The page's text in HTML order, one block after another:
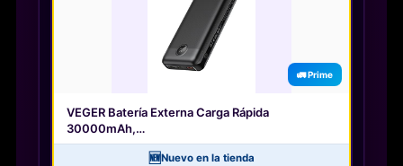
🚛 Prime
VEGER Batería Externa Carga Rápida
30000mAh,…
🆕Nuevo en la tienda